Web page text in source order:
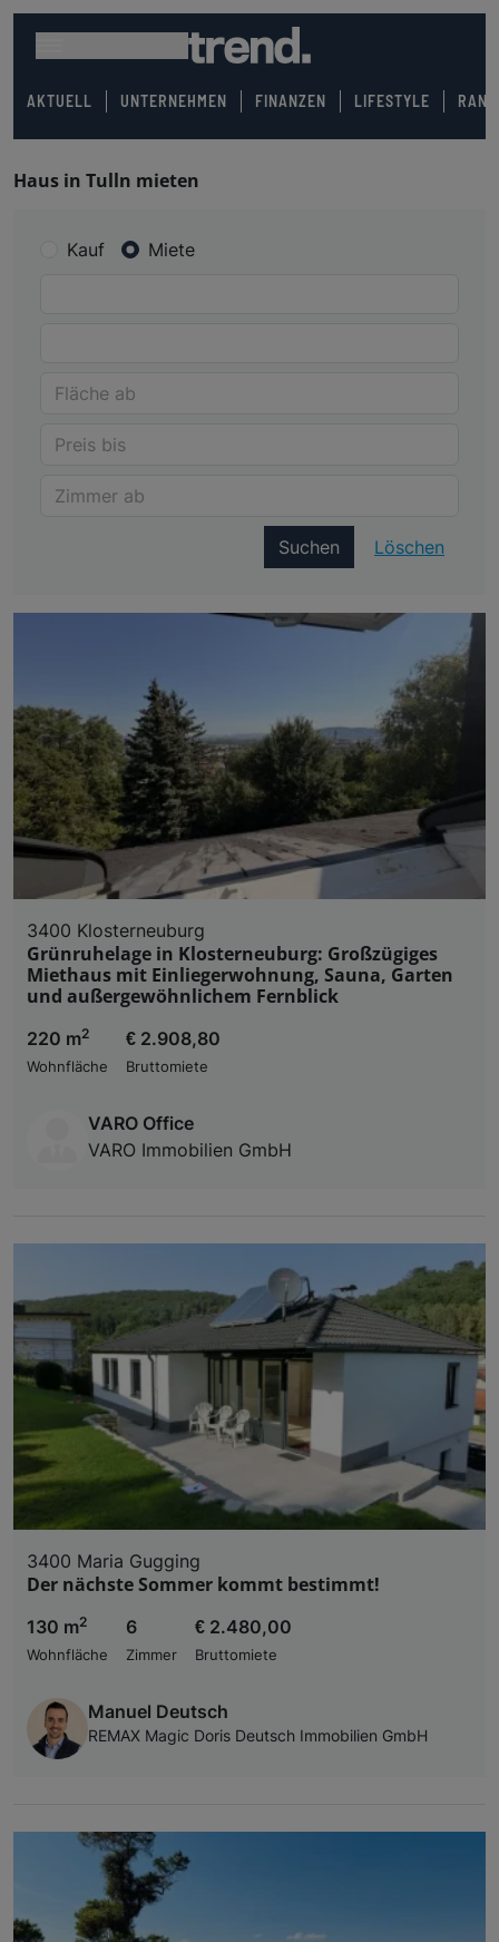
AKTUELL UNTERNEHMEN FINANZEN LIFESTYLE
Haus in Tulln mieten
Kauf Miete
Suchen Löschen
3400 Klosterneuburg
Grünruhelage in Klosterneuburg: Großzügiges
Miethaus mit Einliegerwohnung, Sauna, Garten
und außergewöhnlichem Fernblick
220 m2
Wohnfläche
€ 2.908,80
Bruttomiete
VARO Office
VARO Immobilien GmbH
3400 Maria Gugging
Der nächste Sommer kommt bestimmt!
130 m2
Wohnfläche
6
Zimmer
€ 2.480,00
Bruttomiete
Manuel Deutsch
REMAX Magic Doris Deutsch Immobilien GmbH